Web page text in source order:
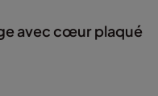
avec cœur plaqué